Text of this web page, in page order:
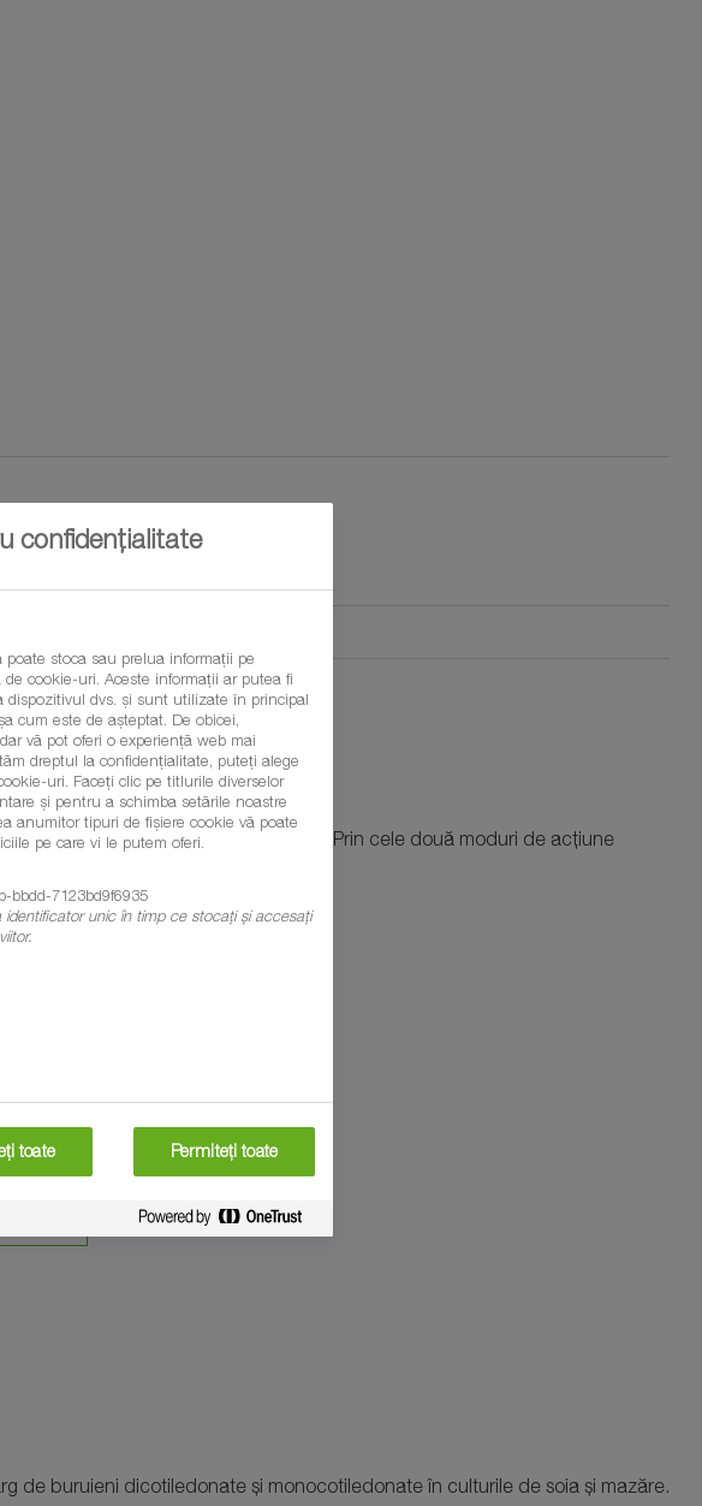
prin acțiunea adjuvantului. Prin cele două moduri de acțiune
soia și mazăre.
de buruieni dicotiledonate și monocotiledonate în culturile de soia și mazăre.
confidențialitate
stoca sau prelua informații pe
cookie-uri. Aceste informații ar putea fi
dispozitivul dvs. și sunt utilizate în principal
cum este de așteptat. De obicei,
vă pot oferi o experiență web mai
dreptul la confidențialitate, puteți alege
uri. Faceți clic pe titlurile diverselor
și pentru a schimba setările noastre
anumitor tipuri de fișiere cookie vă poate
pe care vi le putem oferi.
bbdd-7123bd9f6935
unic în timp ce stocați și accesați
toate Permiteți toate